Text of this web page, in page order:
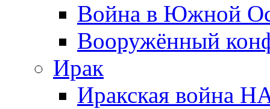
Война в Южной
Вооружённый
Ирак
Иракская война